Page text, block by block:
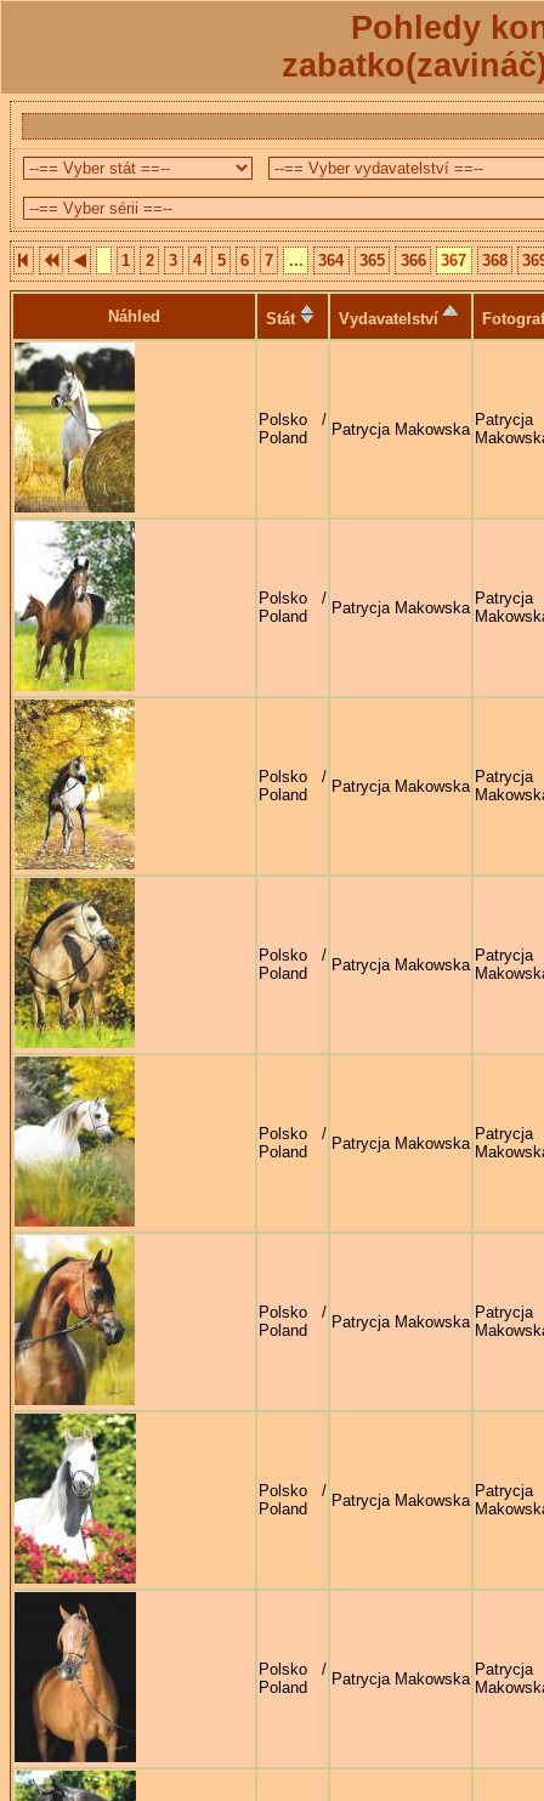
Pohledy
1 2 3 4 5 6 7 ... 364 365 366 367 368
Náhled Stát Vydavatelství Fotograf
Polsko /
Poland
Patrycja Makowska
Patrycja
Polsko /
Poland
Patrycja Makowska
Patrycja
Polsko /
Poland
Patrycja Makowska
Patrycja
Polsko /
Poland
Patrycja Makowska
Patrycja
Polsko /
Poland
Patrycja Makowska
Patrycja
Polsko /
Poland
Patrycja Makowska
Patrycja
Polsko /
Poland
Patrycja Makowska
Patrycja
Polsko /
Poland
Patrycja Makowska
Patrycja